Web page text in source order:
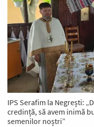
IPS Serafim la Negrești:
credință, să avem inimă
semenilor noștri”